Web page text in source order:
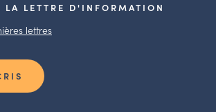
LA LETTRE D'INFORMATION
lettres